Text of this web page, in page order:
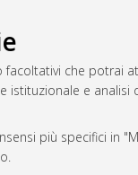
che potrai
istituzionale e
più specifici in